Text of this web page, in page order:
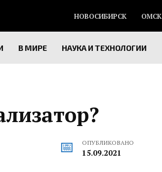
НОВОСИБИРСК ОМСК
В МИРЕ НАУКА И ТЕХНОЛОГИИ
ОПУБЛИКОВАНО
15.09.2021